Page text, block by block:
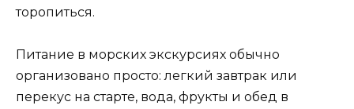
торопиться.
Питание в морских экскурсиях обычно
организовано просто: легкий завтрак или
перекус на старте, вода, фрукты и обед в